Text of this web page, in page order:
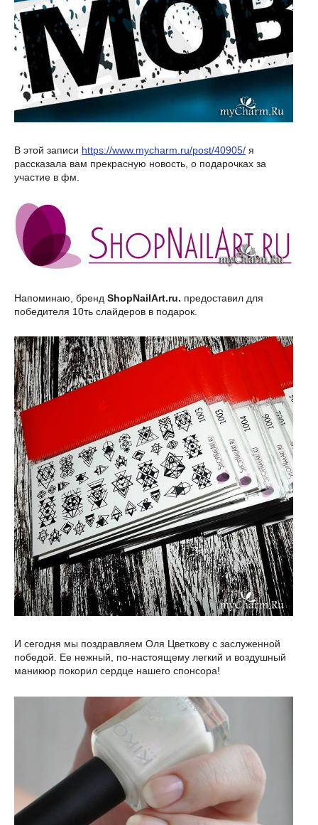
В этой записи https://www.mycharm.ru/post/40905/ я
рассказала вам прекрасную новость, о подарочках за
участие в фм.
Напоминаю, бренд ShopNailArt.ru. предоставил для
победителя 10ть слайдеров в подарок.
И сегодня мы поздравляем Оля Цветкову с заслуженной
победой. Ее нежный, по-настоящему легкий и воздушный
маникюр покорил сердце нашего спонсора!